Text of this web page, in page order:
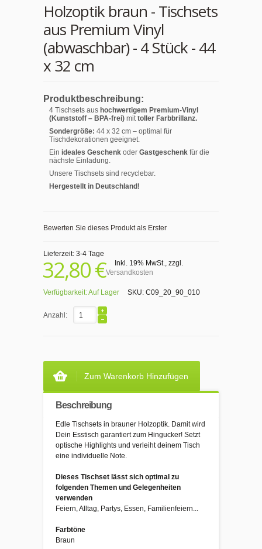
Holzoptik braun - Tischsets
aus Premium Vinyl
(abwaschbar) - 4 Stück - 44
x 32 cm
Produktbeschreibung:
4 Tischsets aus hochwertigem Premium-Vinyl
(Kunststoff – BPA-frei) mittoller Farbbrillanz.
Sondergröße: 44 x 32 cm – optimal für
Tischdekorationen geeignet.
Ein ideales Geschenk oder Gastgeschenk für die
nächste Einladung.
Unsere Tischsets sind recyclebar.
Hergestellt in Deutschland!
Bewerten Sie dieses Produkt als Erster
Lieferzeit: 3-4 Tage
32,80 € Inkl. 19% MwSt., zzgl.
Versandkosten
Verfügbarkeit:Auf Lager SKU: C09_20_90_010
Anzahl:
Zum Warenkorb Hinzufügen
Beschreibung
Edle Tischsets in brauner Holzoptik. Damit wird
Dein Esstisch garantiert zum Hingucker! Setzt
optische Highlights und verleiht deinem Tisch
eine individuelle Note.
Dieses Tischset lässt sich optimal zu
folgenden Themen und Gelegenheiten
verwenden
Feiern, Alltag, Partys, Essen, Familienfeiern...
Farbtöne
Braun